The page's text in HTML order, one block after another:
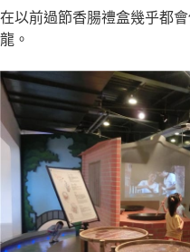
在以前過節香腸禮盒幾乎都
龍。